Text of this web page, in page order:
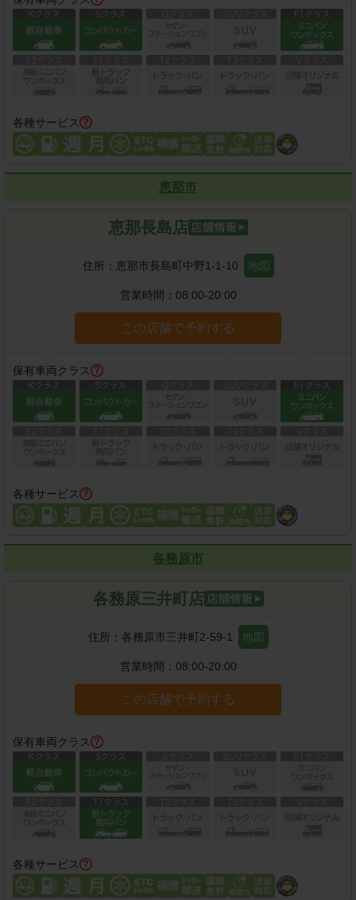
各種サービス
恵那市
恵那長島店
住所： 恵那市長島町中野1-1-10 地図
営業時間： 08:00-20:00
この店舗で予約する
保有車両クラス
各種サービス
各務原市
各務原三井町店
住所： 各務原市三井町2-59-1 地図
営業時間： 08:00-20:00
この店舗で予約する
保有車両クラス
各種サービス